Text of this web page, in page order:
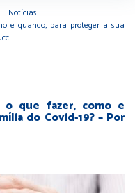
Notícias
e quando, para proteger a sua
o que fazer, como e
do Covid-19? – Por